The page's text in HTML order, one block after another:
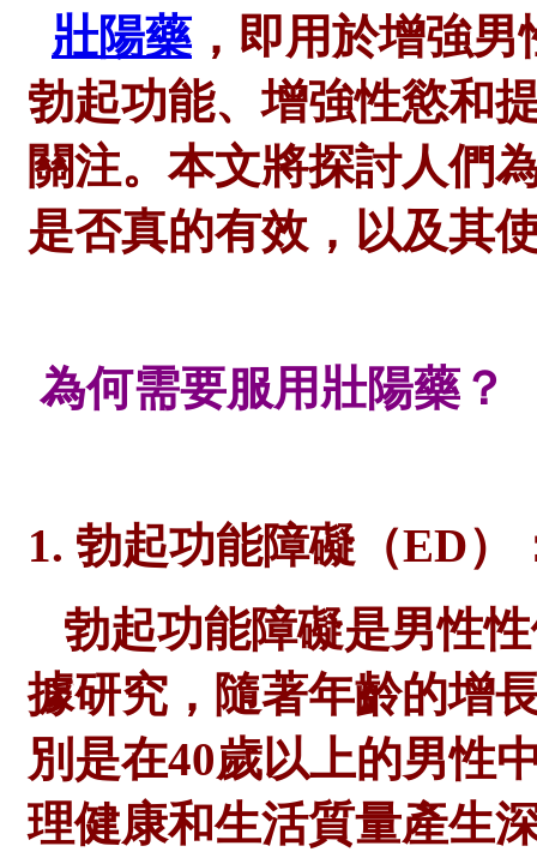
壯陽藥 ，即用於增強
勃起功能、增強性慾和
關注。本文將探討人們
是否真的有效，以及其
為何需要服用壯陽藥？
1. 勃起功能障礙（ED）
勃起功能障礙是男性
據研究，隨著年齡的增
別是在40歲以上的男性
理健康和生活質量產生